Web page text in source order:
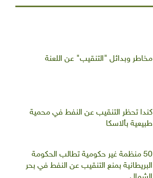
مخاطر وبدائل "التنقيب" عن اللعنة
كندا تحظر التنقيب عن النفط في محمية
طبيعية بألاسكا
50 منظمة غير حكومية تطالب الحكومة
البريطانية بمنع التنقيب عن النفط في بحر